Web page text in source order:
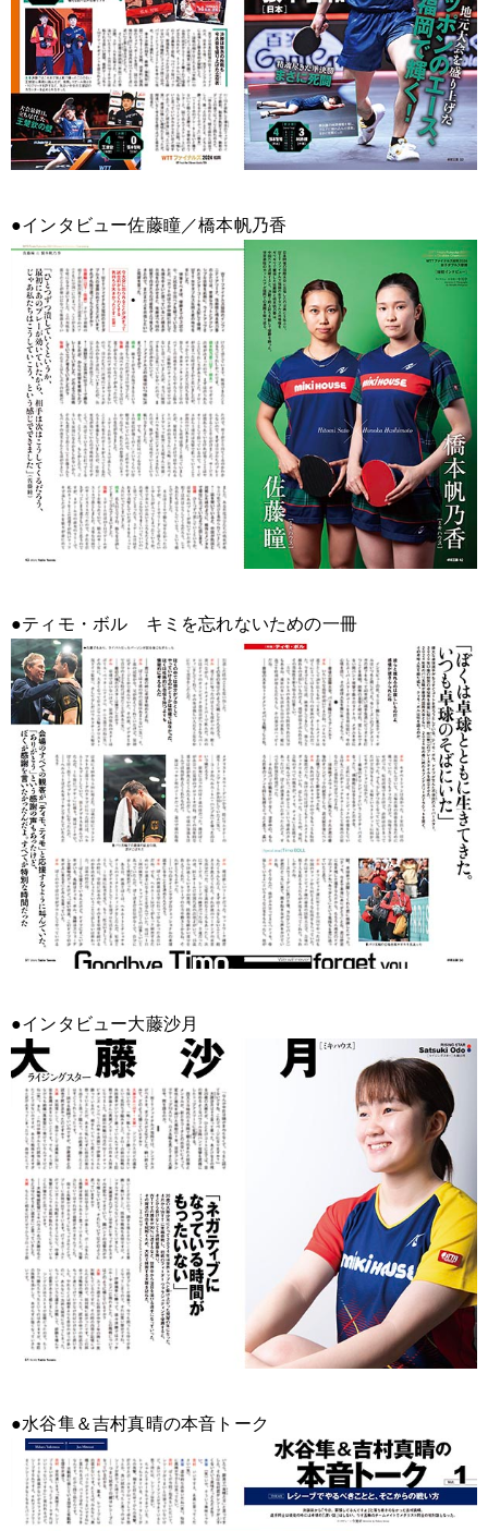
●インタビュー佐藤瞳／橋本帆乃香
●ティモ・ボル キミを忘れないための一冊
●インタビュー大藤沙月
●水谷隼＆吉村真晴の本音トーク